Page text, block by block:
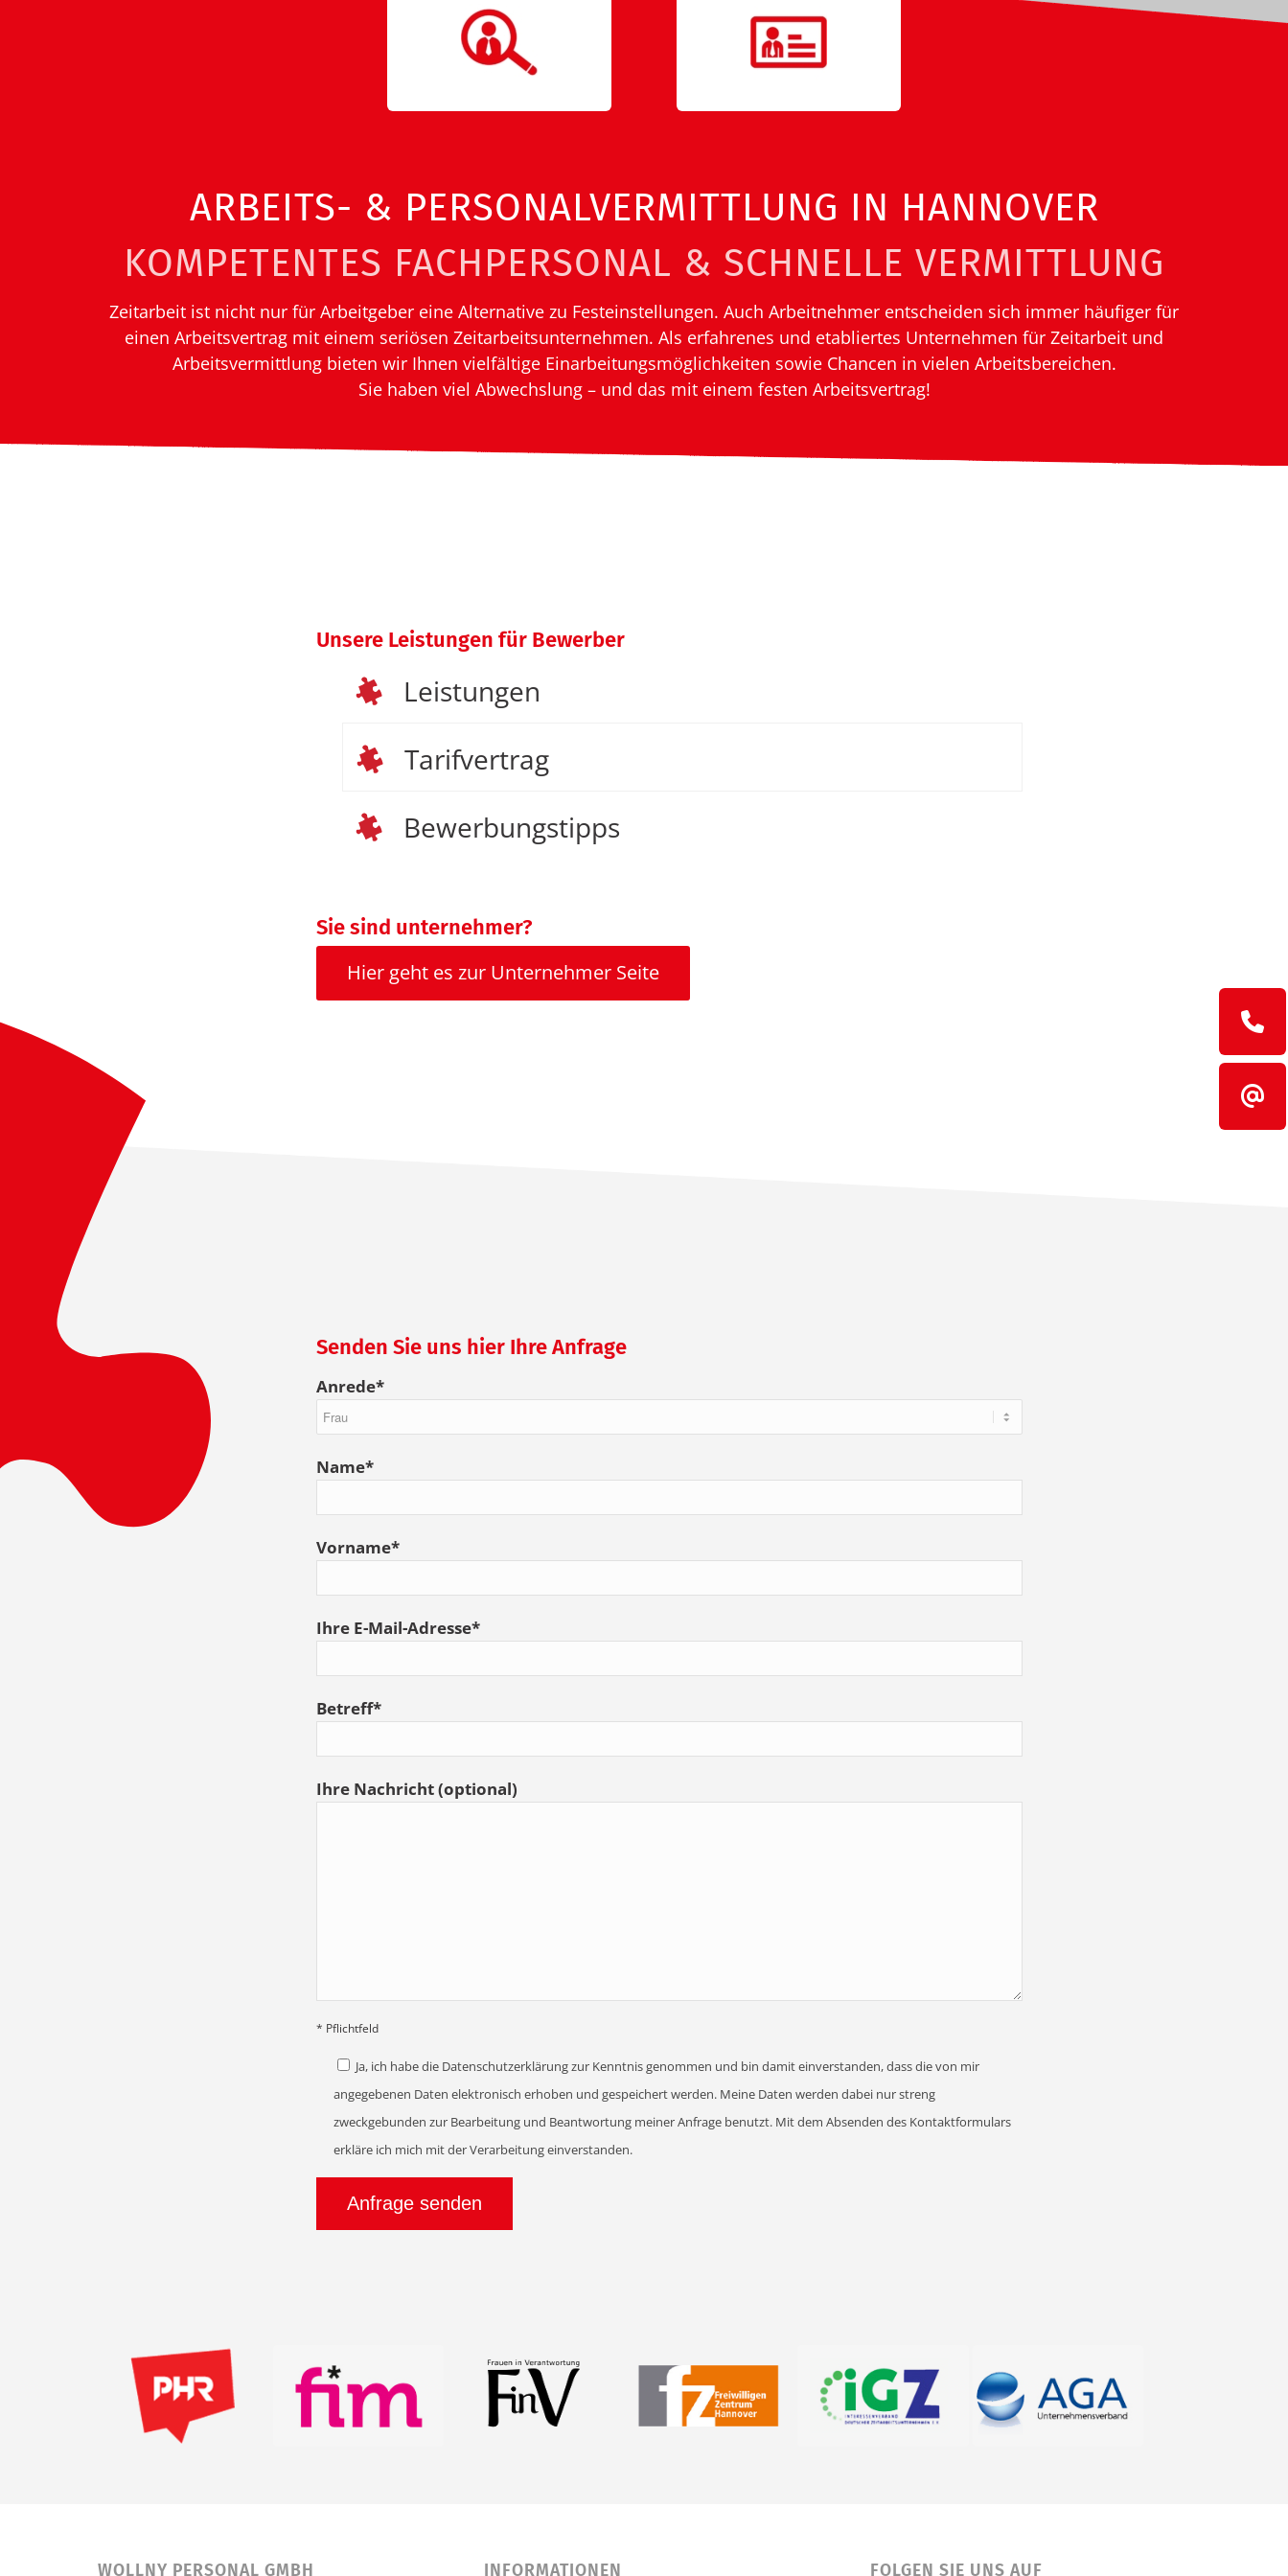
ARBEITS- & PERSONALVERMITTLUNG IN HANNOVER
KOMPETENTES FACHPERSONAL & SCHNELLE VERMITTLUNG
Zeitarbeit ist nicht nur für Arbeitgeber eine Alternative zu Festeinstellungen. Auch Arbeitnehmer entscheiden sich immer häufiger für
einen Arbeitsvertrag mit einem seriösen Zeitarbeitsunternehmen. Als erfahrenes und etabliertes Unternehmen für Zeitarbeit und
Arbeitsvermittlung bieten wir Ihnen vielfältige Einarbeitungsmöglichkeiten sowie Chancen in vielen Arbeitsbereichen.
Sie haben viel Abwechslung – und das mit einem festen Arbeitsvertrag!
Unsere Leistungen für Bewerber
Leistungen
Tarifvertrag
Bewerbungstipps
Sie sind unternehmer?
Hier geht es zur Unternehmer Seite
Senden Sie uns hier Ihre Anfrage
Anrede*
Name*
Vorname*
Ihre E-Mail-Adresse*
Betreff*
Ihre Nachricht (optional)
* Pflichtfeld
Ja, ich habe die Datenschutzerklärung zur Kenntnis genommen und bin damit einverstanden, dass die von mir
angegebenen Daten elektronisch erhoben und gespeichert werden. Meine Daten werden dabei nur streng
zweckgebunden zur Bearbeitung und Beantwortung meiner Anfrage benutzt. Mit dem Absenden des Kontaktformulars
erkläre ich mich mit der Verarbeitung einverstanden.
WOLLNY PERSONAL GMBH INFORMATIONEN FOLGEN SIE UNS AUF